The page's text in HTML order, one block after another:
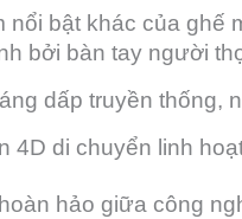
nổi bật khác của ghế
bởi bàn tay người
dấp truyền thống,
4D di chuyển linh
hảo giữa công